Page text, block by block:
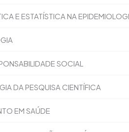
E ESTATÍSTICA NA
SOCIAL
DA PESQUISA CIENTÍFICA
EM SAÚDE